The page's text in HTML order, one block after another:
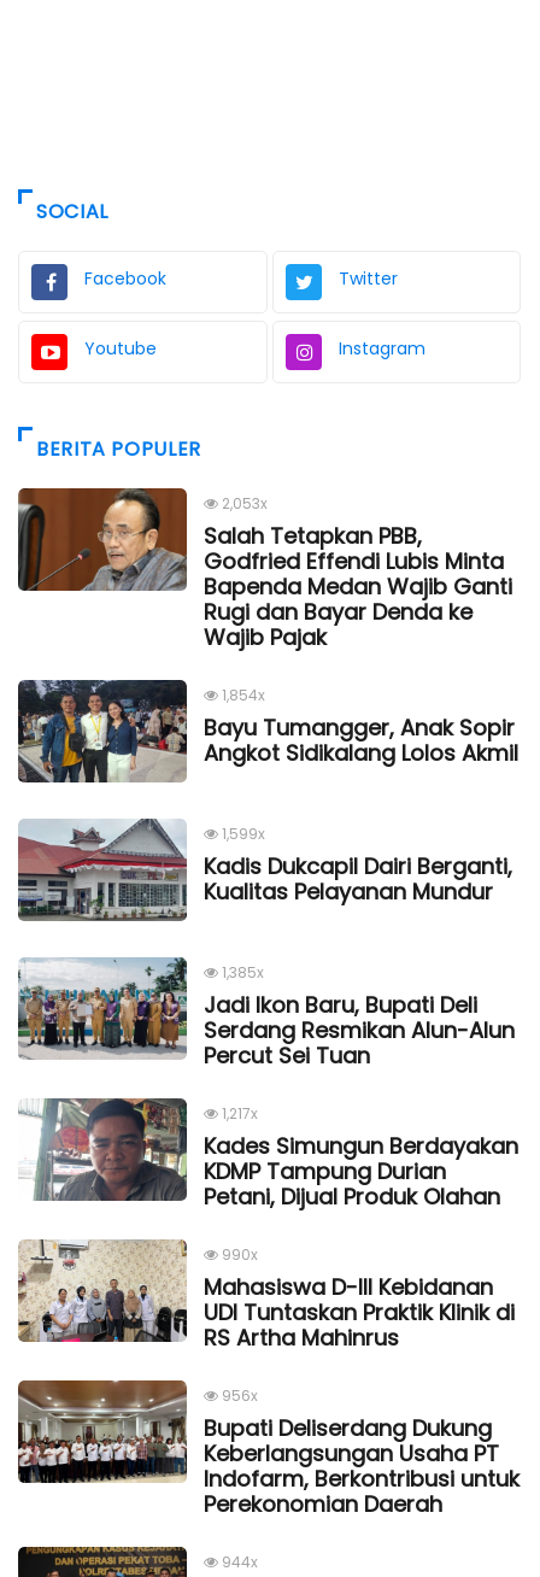
SOCIAL
Facebook Twitter
Youtube Instagram
BERITA POPULER
2,053x
Salah Tetapkan PBB,
Godfried Effendi Lubis Minta
Bapenda Medan Wajib Ganti
Rugi dan Bayar Denda ke
Wajib Pajak
1,854x
Bayu Tumangger, Anak Sopir
Angkot Sidikalang Lolos Akmil
1,599x
Kadis Dukcapil Dairi Berganti,
Kualitas Pelayanan Mundur
1,385x
Jadi Ikon Baru, Bupati Deli
Serdang Resmikan Alun-Alun
Percut Sei Tuan
1,217x
Kades Simungun Berdayakan
KDMP Tampung Durian
Petani, Dijual Produk Olahan
990x
Mahasiswa D-III Kebidanan
UDI Tuntaskan Praktik Klinik di
RS Artha Mahinrus
956x
Bupati Deliserdang Dukung
Keberlangsungan Usaha PT
Indofarm, Berkontribusi untuk
Perekonomian Daerah
944x